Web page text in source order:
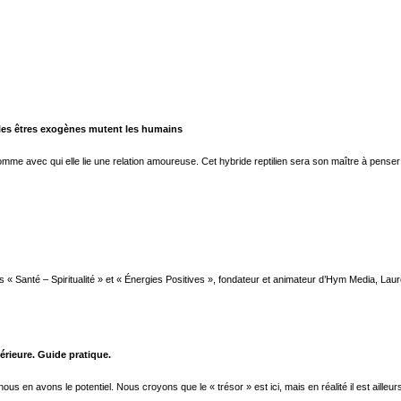
êtres exogènes mutent les humains
avec qui elle lie une relation amoureuse. Cet hybride reptilien sera son maître à
Santé – Spiritualité » et « Énergies Positives », fondateur et animateur d’Hym Media,
Guide pratique.
en avons le potentiel. Nous croyons que le « trésor » est ici, mais en réalité il est